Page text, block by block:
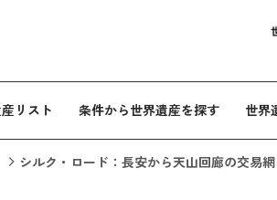
リスト 条件から世界遺産を探す 世界
シルク・ロード：長安から天山回廊の交易網